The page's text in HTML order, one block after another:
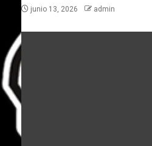
junio 13, 2026 admin